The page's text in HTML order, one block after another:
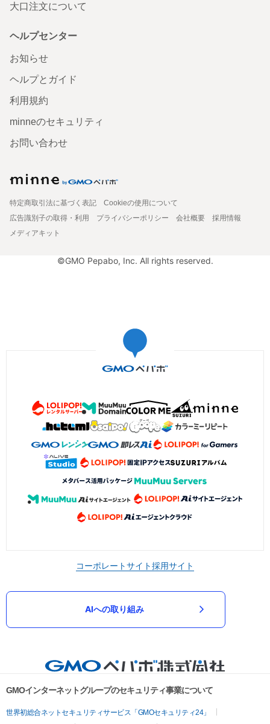
大口注文について
ヘルプセンター
お知らせ
ヘルプとガイド
利用規約
minneのセキュリティ
お問い合わせ
特定商取引法に基づく表記
Cookieの使用について
広告識別子の取得・利用
プライバシーポリシー 会社概要
採用情報
メディアキット
©GMO Pepabo, Inc. All rights reserved.
コーポレートサイト採用サイト
AIへの取り組み
GMOインターネットグループのセキュリティ事業について
世界初総合ネットセキュリティサービス「GMOセキュリティ24」